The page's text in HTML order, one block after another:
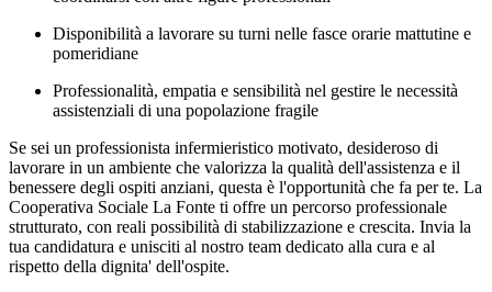
Disponibilità a lavorare su turni nelle fasce orarie mattutine e
pomeridiane
Professionalità, empatia e sensibilità nel gestire le necessità
assistenziali di una popolazione fragile
Se sei un professionista infermieristico motivato, desideroso di
lavorare in un ambiente che valorizza la qualità dell'assistenza e il
benessere degli ospiti anziani, questa è l'opportunità che fa per te. La
Cooperativa Sociale La Fonte ti offre un percorso professionale
strutturato, con reali possibilità di stabilizzazione e crescita. Invia la
tua candidatura e unisciti al nostro team dedicato alla cura e al
rispetto della dignita' dell'ospite.